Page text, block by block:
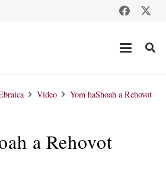
Video Yom haShoah a Rehovot
a Rehovot